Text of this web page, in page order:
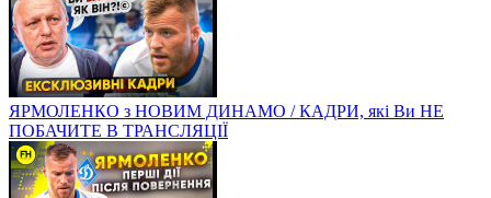
ЯРМОЛЕНКО з НОВИМ ДИНАМО / КАДРИ, які Ви НЕ
ПОБАЧИТЕ В ТРАНСЛЯЦІЇ